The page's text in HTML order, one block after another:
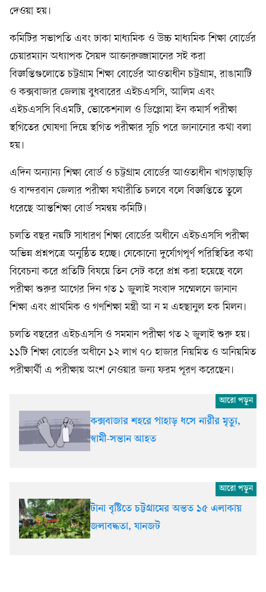
দেওয়া হয়।
‎কমিটির সভাপতি এবং ঢাকা মাধ্যমিক ও উচ্চ মাধ্যমিক শিক্ষা বোর্ডের
চেয়ারম্যান অধ্যাপক সৈয়দ আক্তারুজ্জামানের সই করা
বিজ্ঞপ্তিগুলোতে চট্টগ্রাম শিক্ষা বোর্ডের আওতাধীন চট্টগ্রাম, রাঙামাটি
ও কক্সবাজার জেলায় বুধবারের এইচএসসি, আলিম এবং
এইচএসসি বিএমটি, ভোকেশনাল ও ডিপ্লোমা ইন কমার্স পরীক্ষা
স্থগিতের ঘোষণা দিয়ে স্থগিত পরীক্ষার সূচি পরে জানানোর কথা বলা
হয়।
‎এদিন অন্যান্য শিক্ষা বোর্ড ও চট্টগ্রাম বোর্ডের আওতাধীন খাগড়াছড়ি
ও বান্দরবান জেলার পরীক্ষা যথারীতি চলবে বলে বিজ্ঞপ্তিতে তুলে
ধরেছে আন্তশিক্ষা বোর্ড সমন্বয় কমিটি।
‎চলতি বছর নয়টি সাধারণ শিক্ষা বোর্ডের অধীনে এইচএসসি পরীক্ষা
অভিন্ন প্রশ্নপত্রে অনুষ্ঠিত হচ্ছে। যেকোনো দুর্যোগপূর্ণ পরিস্থিতির কথা
বিবেচনা করে প্রতিটি বিষয়ে তিন সেট করে প্রশ্ন করা হয়েছে বলে
পরীক্ষা শুরুর আগের দিন গত ১ জুলাই সংবাদ সম্মেলনে জানান
শিক্ষা এবং প্রাথমিক ও গণশিক্ষা মন্ত্রী আ ন ম এহছানুল হক মিলন।
‎চলতি বছরের এইচএসসি ও সমমান পরীক্ষা গত ২ জুলাই শুরু হয়।
১১টি শিক্ষা বোর্ডের অধীনে ১২ লাখ ৭০ হাজার নিয়মিত ও অনিয়মিত
পরীক্ষার্থী এ পরীক্ষায় অংশ নেওয়ার জন্য ফরম পূরণ করেছেন।
কক্সবাজার শহরে পাহাড় ধসে নারীর মৃত্যু,
স্বামী-সন্তান আহত
টানা বৃষ্টিতে চট্টগ্রামের অন্তত ১৫ এলাকায়
জলাবদ্ধতা, যানজট